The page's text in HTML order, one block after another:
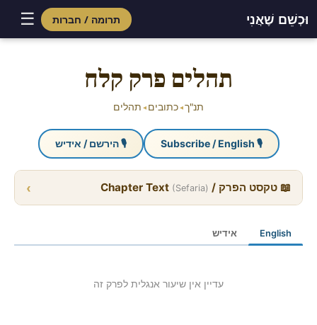
וּכְשֵׁם שֶׁאֲנִי תרומה / חברות ☰
תהלים פרק קלח
תנ"ך◂כתובים ◂ תהלים
🎙 Subscribe / English 🎙 הירשם / אידיש
📖 טקסט הפרק / Chapter Text (Sefaria)
›
English אידיש
עדיין אין שיעור אנגלית לפרק זה